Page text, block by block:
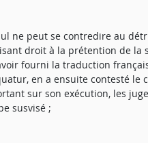
ne peut se contredire au
droit à la prétention de la
fourni la traduction
en a ensuite contesté le
sur son exécution, les
susvisé ;